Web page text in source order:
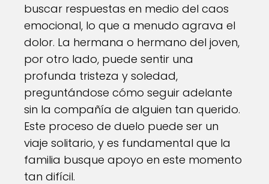
buscar respuestas en medio del caos
emocional, lo que a menudo agrava el
dolor. La hermana o hermano del joven,
por otro lado, puede sentir una
profunda tristeza y soledad,
preguntándose cómo seguir adelante
sin la compañía de alguien tan querido.
Este proceso de duelo puede ser un
viaje solitario, y es fundamental que la
familia busque apoyo en este momento
tan difícil.